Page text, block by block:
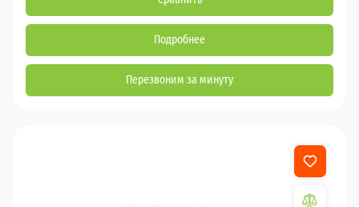
Подробнее
Перезвоним за минуту